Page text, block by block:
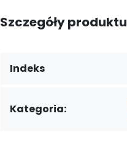
Szczegóły produktu
Indeks
Kategoria: